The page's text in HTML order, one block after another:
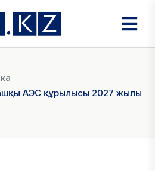
АЭС құрылысы 2027 жылы